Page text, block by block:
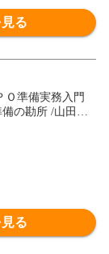
る
Ｏ準備実務入門
の勘所 /山田勝
る